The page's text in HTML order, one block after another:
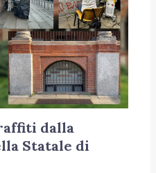
dalla
Statale di